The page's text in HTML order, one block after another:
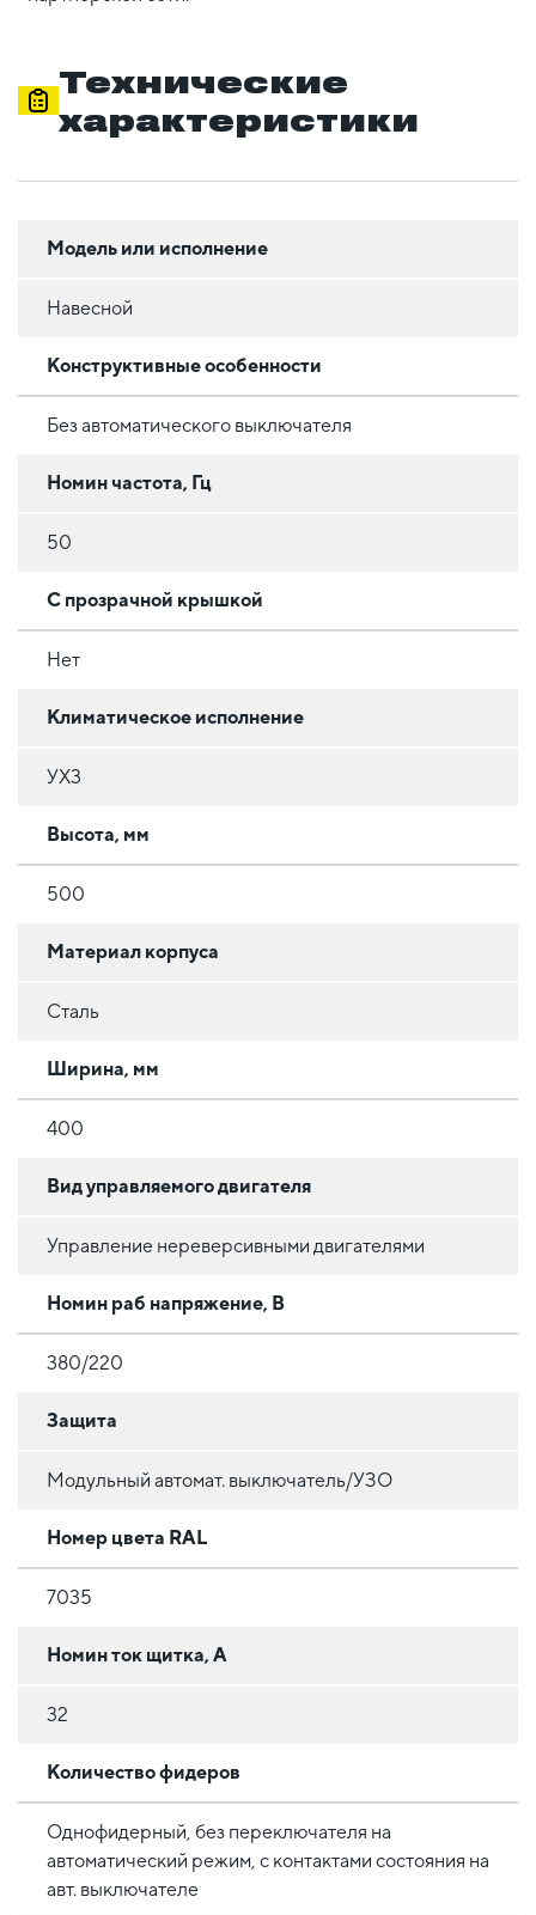
Технические
характеристики
Модель или исполнение
Навесной
Конструктивные особенности
Без автоматического выключателя
Номин частота, Гц
50
С прозрачной крышкой
Нет
Климатическое исполнение
УХ3
Высота, мм
500
Материал корпуса
Сталь
Ширина, мм
400
Вид управляемого двигателя
Управление нереверсивными двигателями
Номин раб напряжение, В
380/220
Защита
Модульный автомат. выключатель/УЗО
Номер цвета RAL
7035
Номин ток щитка, А
32
Количество фидеров
Однофидерный, без переключателя на
автоматический режим, с контактами состояния на
авт. выключателе